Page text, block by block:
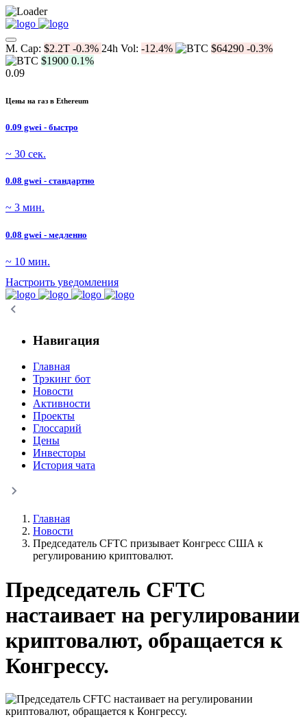
M. Cap: $2.2T -0.3% 24h Vol: -12.4% $64290 -0.3%
$1900 0.1%
0.09
Цены на газ в Ethereum
0.09 gwei - быстро
~ 30 сек.
0.08 gwei - стандартно
~ 3 мин.
0.08 gwei - медленно
~ 10 мин.
Настроить уведомления
Навигация
Главная
Трэкинг бот
Новости
Активности
Проекты
Глоссарий
Цены
Инвесторы
История чата
Главная
Новости
Председатель CFTC призывает Конгресс США к
регулированию криптовалют.
Председатель CFTC
настаивает на регулировании
криптовалют, обращается к
Конгрессу.